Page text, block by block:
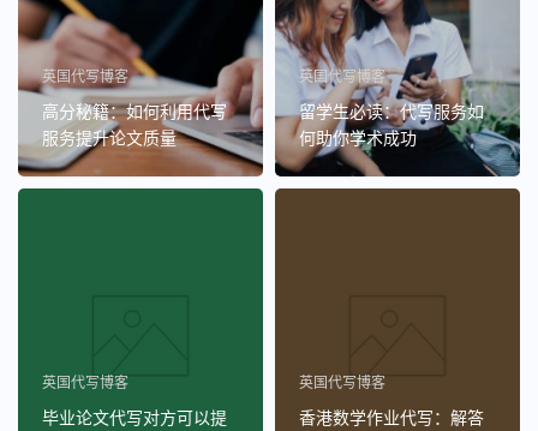
英国代写博客
高分秘籍：如何利用代写
服务提升论文质量
英国代写博客
留学生必读：代写服务如
何助你学术成功
英国代写博客
毕业论文代写对方可以提
英国代写博客
香港数学作业代写：解答